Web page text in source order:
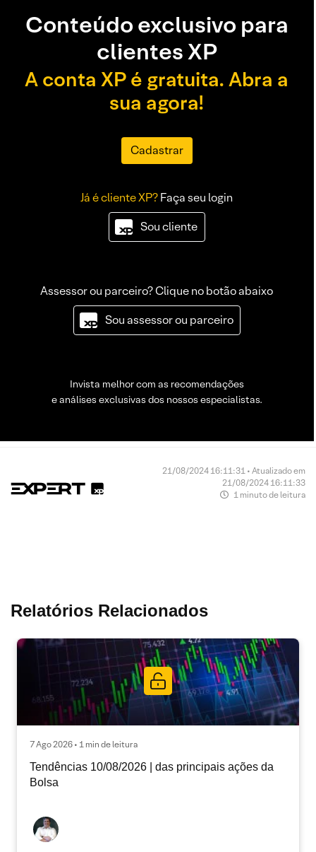
Conteúdo exclusivo para
clientes XP
A conta XP é gratuita. Abra a
sua agora!
Cadastrar
Já é cliente XP?Faça seu login
Sou cliente
Assessor ou parceiro? Clique no botão abaixo
Sou assessor ou parceiro
Invista melhor com as recomendações
e análises exclusivas dos nossos especialistas.
21/08/2024 16:11:31 • Atualizado em
21/08/2024 16:11:33
1 minuto de leitura
Relatórios Relacionados
7 Ago 2026 • 1 min de leitura
Tendências 10/08/2026 | das principais ações da
Bolsa